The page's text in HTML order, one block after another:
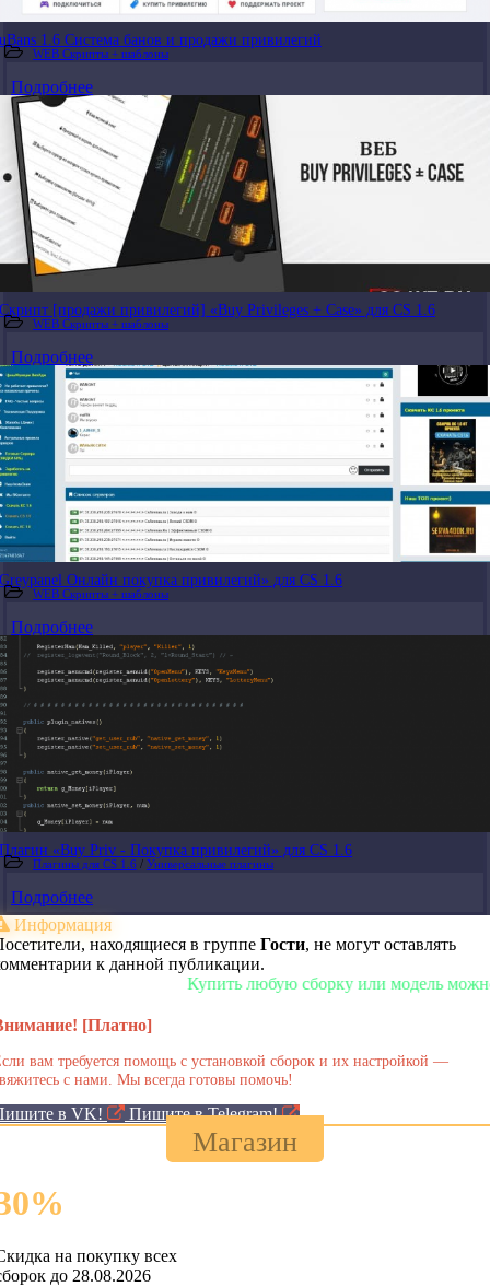
uBans 1.6 Система банов и продажи привилегий
WEB Скрипты + шаблоны
Подробнее
Скрипт [продажи привилегий] «Buy Privileges + Case» для CS 1.6
WEB Скрипты + шаблоны
Подробнее
Greypanel Онлайн покупка привилегий» для CS 1.6
WEB Скрипты + шаблоны
Подробнее
Плагин «Buy Priv - Покупка привилегий» для CS 1.6
Плагины для CS 1.6 / Универсальные плагины
Подробнее
Информация
находящиеся в группе Гости, не могут оставлять
к данной публикации.
Купить любую сборку или модель можно у
[Платно]
вам требуется помощь с установкой сборок и их настройкой —
с нами. Мы всегда готовы помочь!
в VK! Пишите в Telegram!
Магазин
%
на покупку всех
до 28.08.2026